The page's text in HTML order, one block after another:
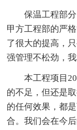
保温工程部
甲方工程部的严
了很大的提高，
强管理不松劲，
本工程项目
的不足，但还是
的任何效果，都
合。我们会在今